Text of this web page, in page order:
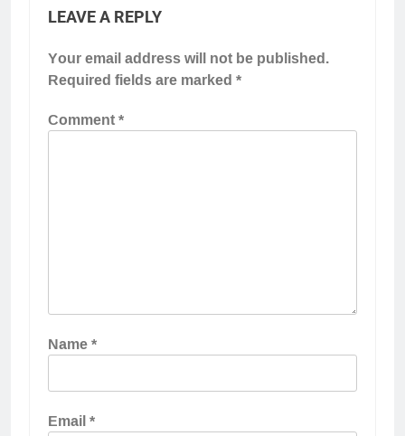
LEAVE A REPLY
Your email address will not be published.
Required fields are marked*
Comment*
Name*
Email*